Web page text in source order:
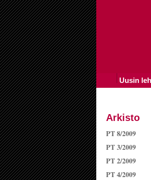
Uusin
Arkisto
PT 8/2009
PT 3/2009
PT 2/2009
PT 4/2009